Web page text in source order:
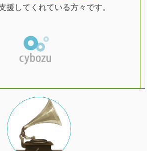
援してくれている方々です。